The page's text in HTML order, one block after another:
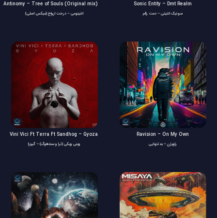
Sonic Entity – Dmt Realm
سونیک انتیتی – دمت رالم
Antinomy – Tree of Souls (Original mix)
انتینومی – درخت ارواح (میکس اصلی)
Ravision – On My Own
راویژن – به تنهایی
Vini Vici Ft Terra Ft Sandhog – Gyoza
وینی ویکی (ترا و سندهوگ) – گیوزا